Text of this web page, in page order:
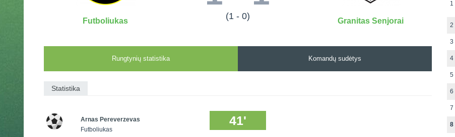
Futboliukas (1 - 0) Granitas Senjorai
Rungtynių statistika Komandų sudėtys
Statistika
Arnas Pereverzevas
Futboliukas
41'
1
2
3
4
5
6
7
8